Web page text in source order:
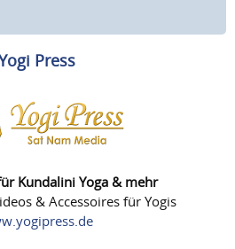
Press
Kundalini Yoga & mehr
& Accessoires für Yogis